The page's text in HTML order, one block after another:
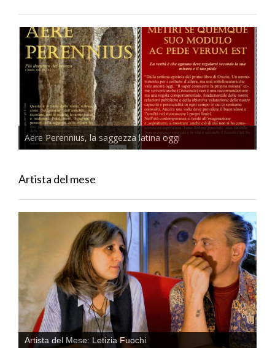
Aere Perennius, la saggezza latina oggi
Artista del mese
Artista del Mese: Letizia Fuochi